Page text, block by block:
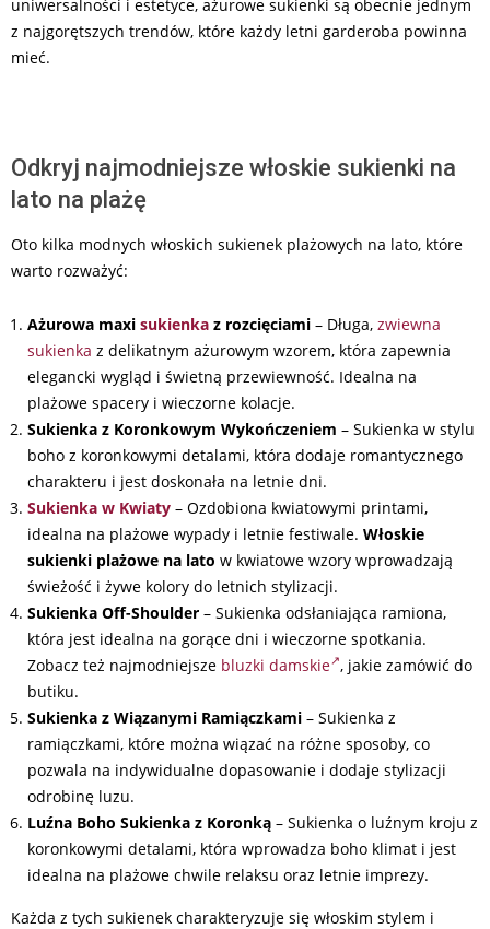
uniwersalności i estetyce, ażurowe sukienki są obecnie jednym
z najgorętszych trendów, które każdy letni garderoba powinna
mieć.
Odkryj najmodniejsze włoskie sukienki na
lato na plażę
Oto kilka modnych włoskich sukienek plażowych na lato, które
warto rozważyć:
Ażurowa maxi sukienka z rozcięciami – Długa, zwiewna
sukienka z delikatnym ażurowym wzorem, która zapewnia
elegancki wygląd i świetną przewiewność. Idealna na
plażowe spacery i wieczorne kolacje.
Sukienka z Koronkowym Wykończeniem – Sukienka w stylu
boho z koronkowymi detalami, która dodaje romantycznego
charakteru i jest doskonała na letnie dni.
Sukienka w Kwiaty – Ozdobiona kwiatowymi printami,
idealna na plażowe wypady i letnie festiwale. Włoskie
sukienki plażowe na lato w kwiatowe wzory wprowadzają
świeżość i żywe kolory do letnich stylizacji.
Sukienka Off-Shoulder – Sukienka odsłaniająca ramiona,
która jest idealna na gorące dni i wieczorne spotkania.
Zobacz też najmodniejsze bluzki damskie , jakie zamówić do
butiku.
Sukienka z Wiązanymi Ramiączkami – Sukienka z
ramiączkami, które można wiązać na różne sposoby, co
pozwala na indywidualne dopasowanie i dodaje stylizacji
odrobinę luzu.
Luźna Boho Sukienka z Koronką – Sukienka o luźnym kroju z
koronkowymi detalami, która wprowadza boho klimat i jest
idealna na plażowe chwile relaksu oraz letnie imprezy.
Każda z tych sukienek charakteryzuje się włoskim stylem i